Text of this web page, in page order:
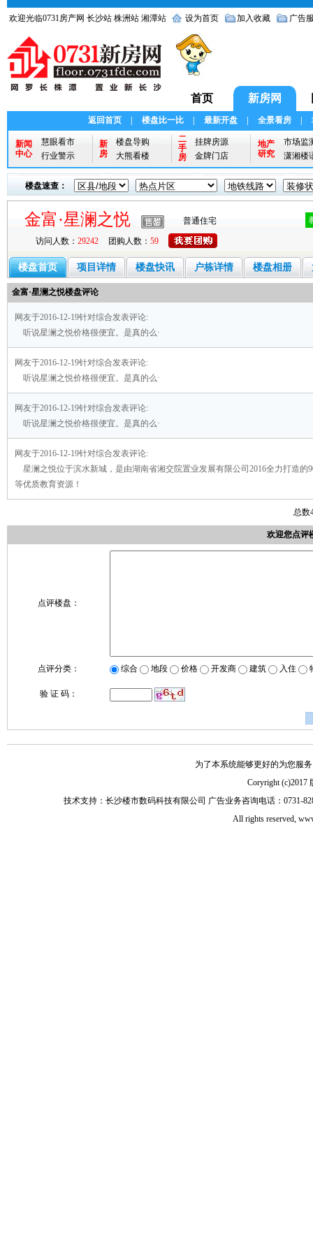
欢迎光临0731房产网 长沙站 株洲站 湘潭站 设为首页 加入收藏 广告
首页 新房网
返回首页| 楼盘比一比| 最新开盘| 全景看房|
新闻
中心
慧眼看市
行业警示
新
房
楼盘导购
大熊看楼
二
手
房
挂牌房源
金牌门店
地产
研究
市场监
潇湘楼
楼盘速查：
金富·星澜之悦 普通住宅
访问人数： 29242 团购人数： 59
楼盘首页 项目详情 楼盘快讯 户栋详情 楼盘相册
金富·星澜之悦楼盘评论
网友于2016-12-19针对综合发表评论:
听说星澜之悦价格很便宜。是真的么·
网友于2016-12-19针对综合发表评论:
听说星澜之悦价格很便宜。是真的么·
网友于2016-12-19针对综合发表评论:
听说星澜之悦价格很便宜。是真的么·
网友于2016-12-19针对综合发表评论:
星澜之悦位于滨水新城，是由湖南省湘交院置业发展有限公司2016全力打造
等优质教育资源！
总数
欢迎您点评
点评楼盘：
点评分类： 综合 地段 价格 开发商 建筑 入住
验 证 码：
为了本系统能够更好的为您服
Coryright
技术支持：长沙楼市数码科技有限公司 广告业务咨询电话：0731-
All rights reserved,